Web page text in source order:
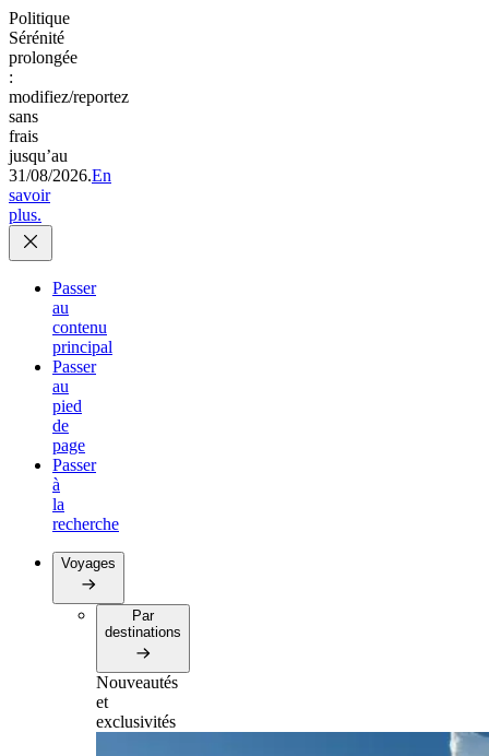
Politique
Sérénité
prolongée
:
modifiez/reportez
sans
frais
jusqu’au
31/08/2026.En
savoir
plus.
Passer
au
contenu
principal
Passer
au
pied
de
page
Passer
à
la
recherche
Voyages
Par
destinations
Nouveautés
et
exclusivités